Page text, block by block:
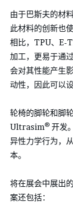
由于巴斯夫的材
此材料的创新也
相比，TPU、E-
加工，更易于通
会对其性能产生
动性，因此可以
轮椅的脚轮和脚
Ultrasim® 开发
异性力学行为，
本。
将在展会中展出
案还包括：